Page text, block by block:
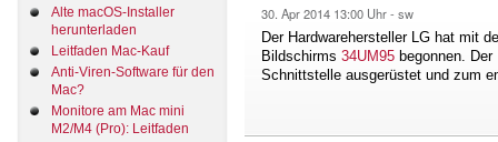
Alte macOS-Installer
herunterladen
Leitfaden Mac-Kauf
Anti-Viren-Software für den
Mac?
Monitore am Mac mini
M2/M4 (Pro): Leitfaden
30. Apr 2014 13:00 Uhr - sw
Der Hardwarehersteller LG hat mit
Bildschirms 34UM95 begonnen.
Schnittstelle ausgerüstet und zum